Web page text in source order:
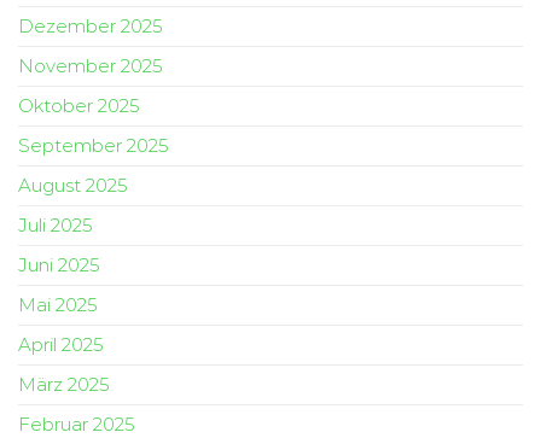
Dezember 2025
November 2025
Oktober 2025
September 2025
August 2025
Juli 2025
Juni 2025
Mai 2025
April 2025
März 2025
Februar 2025